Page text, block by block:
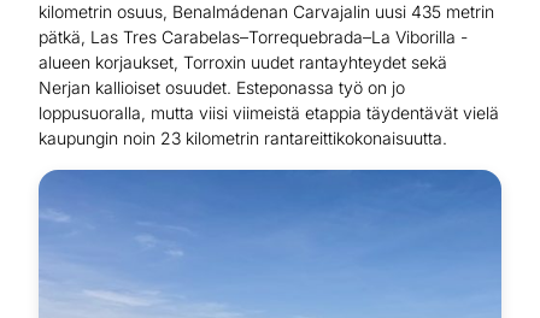
kilometrin osuus, Benalmádenan Carvajalin uusi 435 metrin
pätkä, Las Tres Carabelas–Torrequebrada–La Viborilla -
alueen korjaukset, Torroxin uudet rantayhteydet sekä
Nerjan kallioiset osuudet. Esteponassa työ on jo
loppusuoralla, mutta viisi viimeistä etappia täydentävät vielä
kaupungin noin 23 kilometrin rantareittikokonaisuutta.